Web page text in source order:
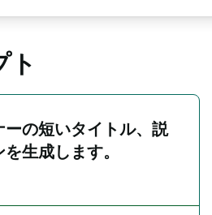
ト
の短いタイトル、説
生成します。